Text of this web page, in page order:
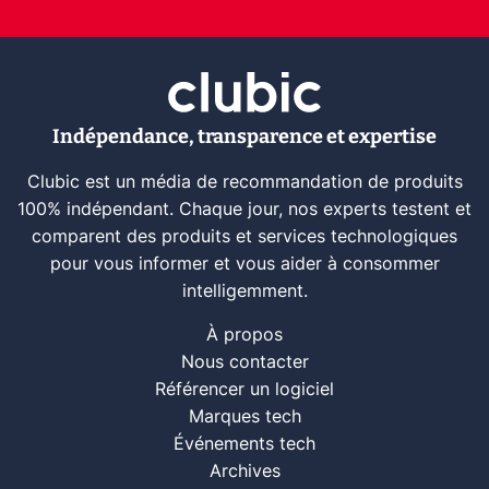
Indépendance, transparence et expertise
Clubic est un média de recommandation de produits
100% indépendant. Chaque jour, nos experts testent et
comparent des produits et services technologiques
pour vous informer et vous aider à consommer
intelligemment.
À propos
Nous contacter
Référencer un logiciel
Marques tech
Événements tech
Archives